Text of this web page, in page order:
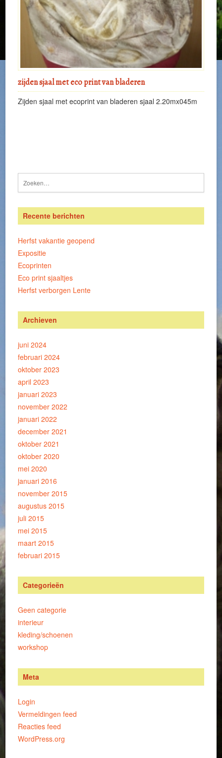
zijden sjaal met eco print van bladeren
Zijden sjaal met ecoprint van bladeren sjaal 2.20mx045m
Recente berichten
Herfst vakantie geopend
Expositie
Ecoprinten
Eco print sjaaltjes
Herfst verborgen Lente
Archieven
juni 2024
februari 2024
oktober 2023
april 2023
januari 2023
november 2022
januari 2022
december 2021
oktober 2021
oktober 2020
mei 2020
januari 2016
november 2015
augustus 2015
juli 2015
mei 2015
maart 2015
februari 2015
Categorieën
Geen categorie
interieur
kleding/schoenen
workshop
Meta
Login
Vermeldingen feed
Reacties feed
WordPress.org